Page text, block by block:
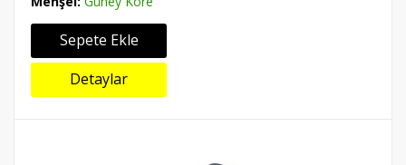
Sepete Ekle
Detaylar